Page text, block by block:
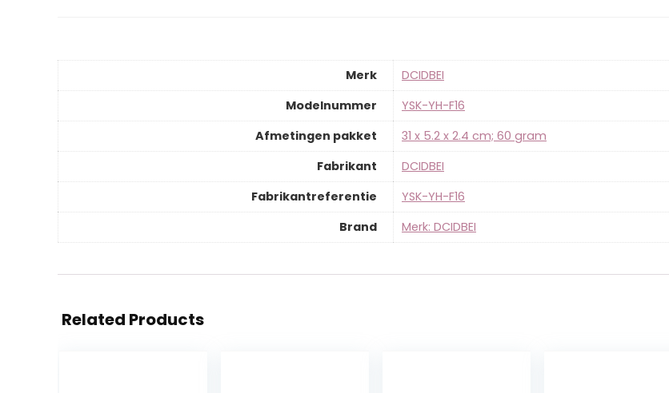
Merk
‎DCIDBEI
Modelnummer
‎YSK-YH-F16
Afmetingen pakket
‎31 x 5.2 x 2.4 cm; 60 gram
Fabrikant
‎DCIDBEI
Fabrikantreferentie
‎YSK-YH-F16
Brand
Merk: DCIDBEI
Related Products